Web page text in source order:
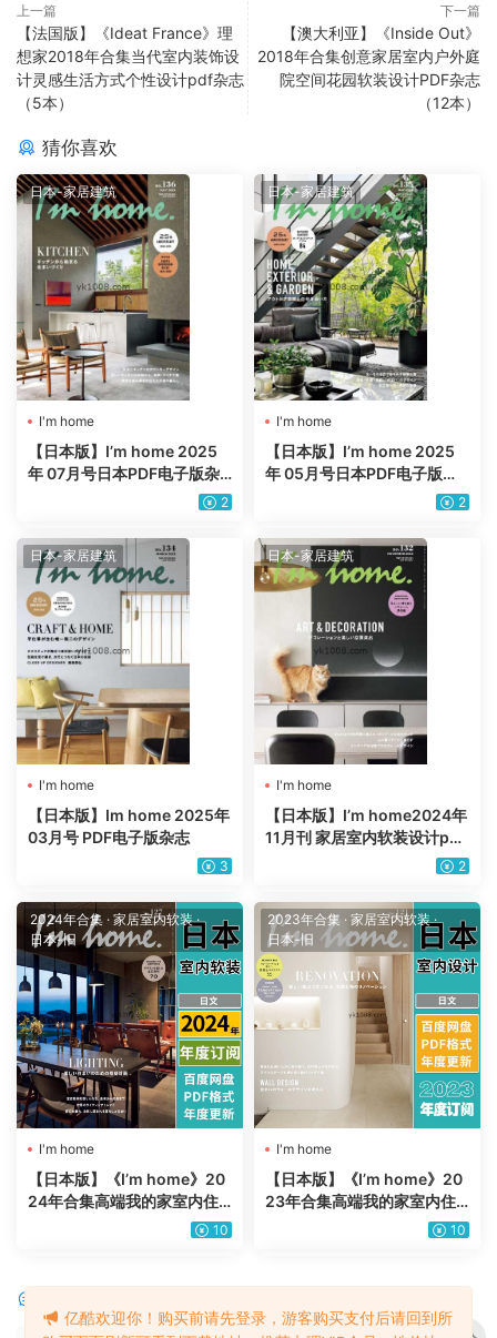
上一篇
【法国版】《Ideat France》理
想家2018年合集当代室内装饰设
计灵感生活方式个性设计pdf杂志
（5本）
下一篇
【澳大利亚】《Inside Out》
2018年合集创意家居室内户外庭
院空间花园软装设计PDF杂志
（12本）
猜你喜欢
日本-家居建筑
I'm home
【日本版】I’m home 2025
年 07月号日本PDF电子版杂
2
日本-家居建筑
I'm home
【日本版】I’m home 2025
年 05月号日本PDF电子版杂
2
日本-家居建筑
I'm home
【日本版】Im home 2025年
03月号 PDF电子版杂志
3
日本-家居建筑
I'm home
【日本版】I’m home2024年
11月刊 家居室内软装设计pdf
2
2024年合集 · 家居室内软装·
日本-旧
I'm home
【日本版】《I’m home》20
24年合集高端我的家室内住
宅结构装饰设计PDF杂志（年
10
2023年合集 · 家居室内软装·
日本-旧
I'm home
【日本版】《I’m home》20
23年合集高端我的家室内住
宅结构装饰设计PDF杂志（年
10
亿酷欢迎你！购买前请先登录，游客购买支付后请回到所